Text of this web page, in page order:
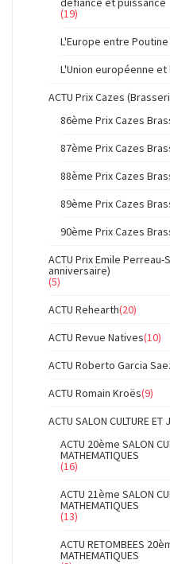
(19)
L'Europe entre
L'Union européenne et
ACTU Prix Cazes
86ème Prix Cazes
87ème Prix Cazes
88ème Prix Cazes
89ème Prix Cazes
90ème Prix Cazes
ACTU Prix Emile
anniversaire)
(5)
ACTU Rehearth(20)
ACTU Revue Natives(10)
ACTU Roberto Garcia
ACTU Romain Kroës(9)
ACTU SALON CULTURE ET
ACTU 20ème SALON
MATHEMATIQUES
(16)
ACTU 21ème SALON
MATHEMATIQUES
(13)
ACTU RETOMBEES
MATHEMATIQUES